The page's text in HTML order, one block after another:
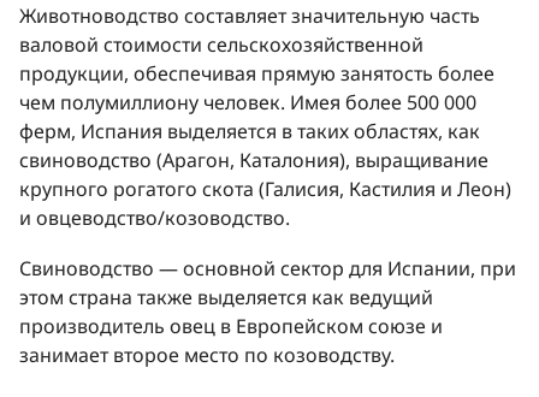
Животноводство составляет значительную часть
валовой стоимости сельскохозяйственной
продукции, обеспечивая прямую занятость более
чем полумиллиону человек. Имея более 500 000
ферм, Испания выделяется в таких областях, как
свиноводство (Арагон, Каталония), выращивание
крупного рогатого скота (Галисия, Кастилия и Леон)
и овцеводство/козоводство.
Свиноводство — основной сектор для Испании, при
этом страна также выделяется как ведущий
производитель овец в Европейском союзе и
занимает второе место по козоводству.